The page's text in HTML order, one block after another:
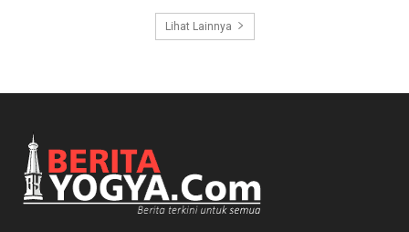
Lihat Lainnya